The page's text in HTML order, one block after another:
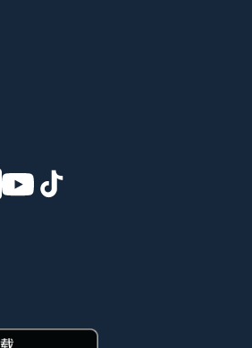
开）
中打开）
窗口中打开）
（在新窗口中打开）
（在新窗口中打开）